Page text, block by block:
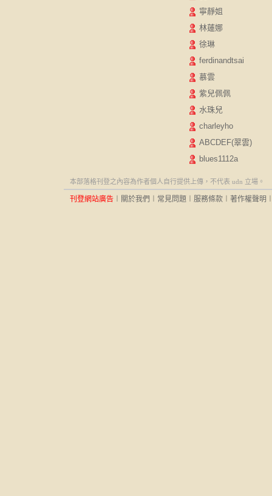
寧靜姐
林蓮娜
徐琳
ferdinandtsai
慕雲
紫兒佩佩
水珠兒
charleyho
ABCDEF(翠雲)
blues1112a
本部落格刊登之內容為作者個人自行提供上傳，不代表 udn 立場。
刊登網站廣告 關於我們 常見問題 服務條款 著作權聲明